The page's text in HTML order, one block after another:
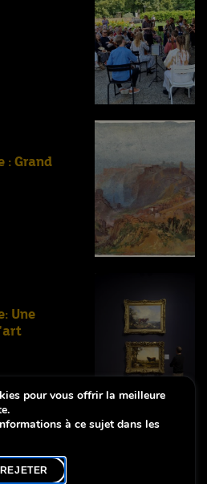
: Grand
Une
Tous droits réservés
pour vous offrir la meilleure
à ce sujet dans les
REJETER